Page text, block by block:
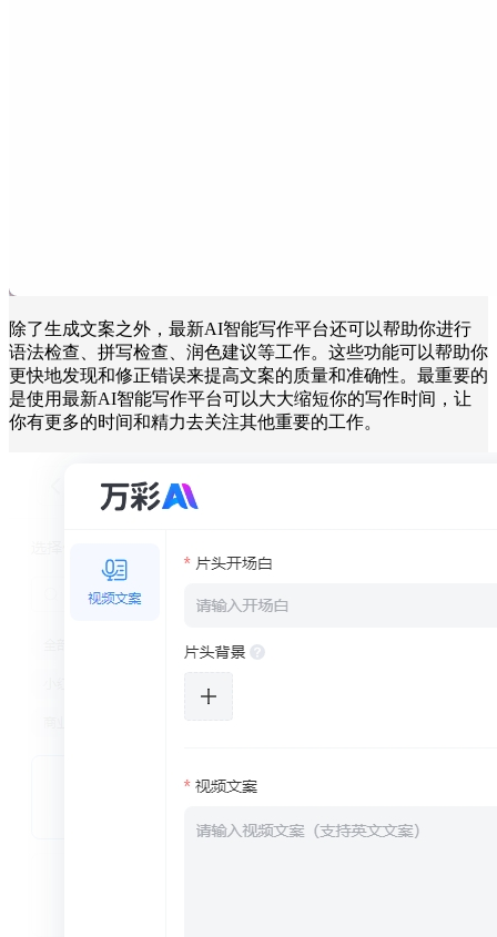
除了生成文案之外，最新AI智能写作平台还可以帮助你进行
语法检查、拼写检查、润色建议等工作。这些功能可以帮助你
更快地发现和修正错误来提高文案的质量和准确性。最重要的
是使用最新AI智能写作平台可以大大缩短你的写作时间，让
你有更多的时间和精力去关注其他重要的工作。